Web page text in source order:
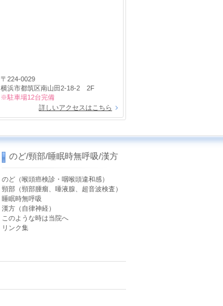
〒224-0029
横浜市都筑区南山田2-18-2 2F
※駐車場12台完備
詳しいアクセスはこちら
のど/頸部/睡眠時無呼吸/漢方
のど（喉頭癌検診・咽喉頭違和感）
頸部（頸部腫瘤、唾液腺、超音波検査）
睡眠時無呼吸
漢方（自律神経）
このような時は当院へ
リンク集